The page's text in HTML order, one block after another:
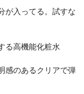
が入ってる。試すな
る高機能化粧水
感のあるクリアで弾